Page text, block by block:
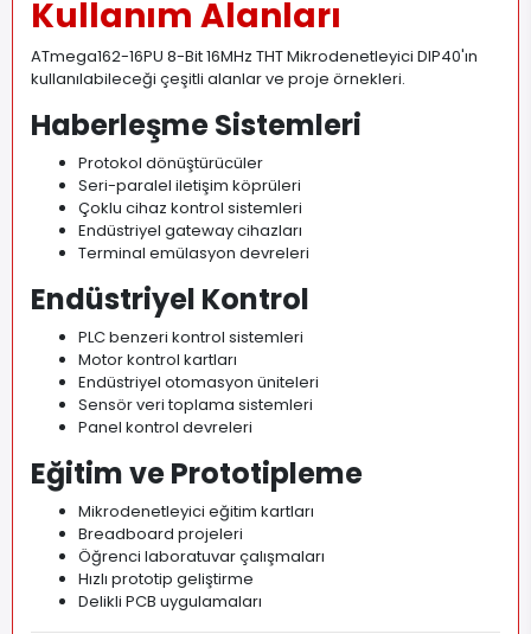
Kullanım Alanları
ATmega162-16PU 8-Bit 16MHz THT Mikrodenetleyici DIP40'ın
kullanılabileceği çeşitli alanlar ve proje örnekleri.
Haberleşme Sistemleri
Protokol dönüştürücüler
Seri-paralel iletişim köprüleri
Çoklu cihaz kontrol sistemleri
Endüstriyel gateway cihazları
Terminal emülasyon devreleri
Endüstriyel Kontrol
PLC benzeri kontrol sistemleri
Motor kontrol kartları
Endüstriyel otomasyon üniteleri
Sensör veri toplama sistemleri
Panel kontrol devreleri
Eğitim ve Prototipleme
Mikrodenetleyici eğitim kartları
Breadboard projeleri
Öğrenci laboratuvar çalışmaları
Hızlı prototip geliştirme
Delikli PCB uygulamaları